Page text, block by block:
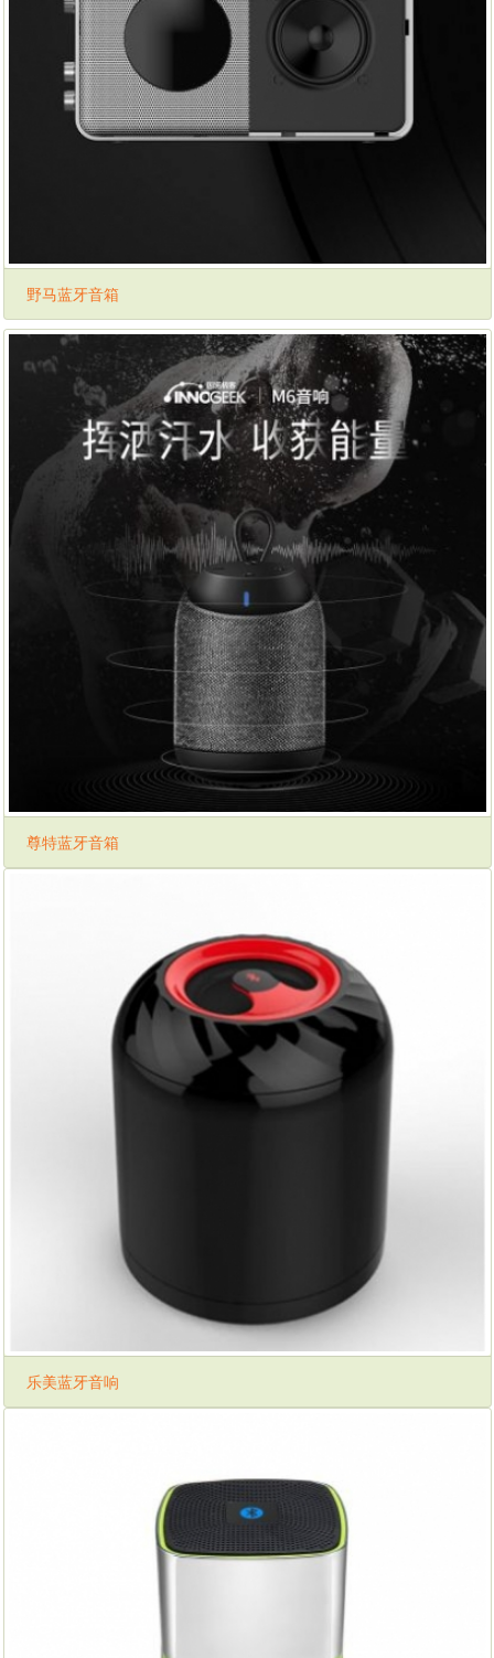
野马蓝牙音箱
尊特蓝牙音箱
乐美蓝牙音响